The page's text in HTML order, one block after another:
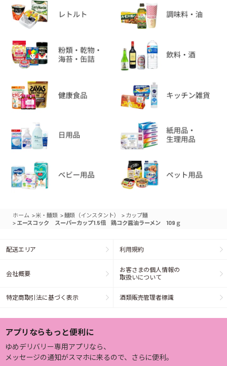
ホーム >米・麺類 >麺類（インスタント） > カップ麺
> エースコック スーパーカップ1.5倍 鶏コク醤油ラーメン 109ｇ
配送エリア 利用規約
会社概要
お客さまの個人情報の
取扱いについて
特定商取引法に基づく表示 酒類販売管理者標識
アプリならもっと便利に
ゆめデリバリー専用アプリなら、
メッセージの通知がスマホに来るので、さらに便利。